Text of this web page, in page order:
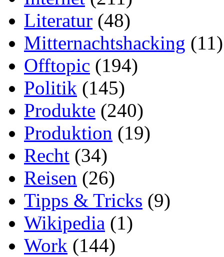
Literatur (48)
Mitternachtshacking (11)
Offtopic (194)
Politik (145)
Produkte (240)
Produktion (19)
Recht (34)
Reisen (26)
Tipps & Tricks (9)
Wikipedia (1)
Work (144)